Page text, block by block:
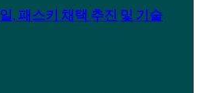
, 패스키 채택 추진 및 기술